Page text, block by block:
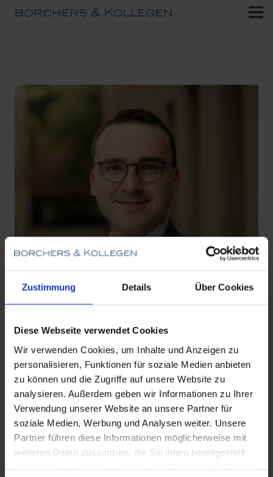
Zustimmung Details Über Cookies
Diese Webseite verwendet Cookies
Wir verwenden Cookies, um Inhalte und Anzeigen zu
personalisieren, Funktionen für soziale Medien anbieten
zu können und die Zugriffe auf unsere Website zu
analysieren. Außerdem geben wir Informationen zu Ihrer
Verwendung unserer Website an unsere Partner für
soziale Medien, Werbung und Analysen weiter. Unsere
Partner führen diese Informationen möglicherweise mit
weiteren Daten zusammen, die Sie ihnen bereitgestellt
haben oder die sie im Rahmen Ihrer Nutzung der Dienste
Nikolai Gallina
Manager
+49 251 609 656-27​
+49 151 191 325 86​